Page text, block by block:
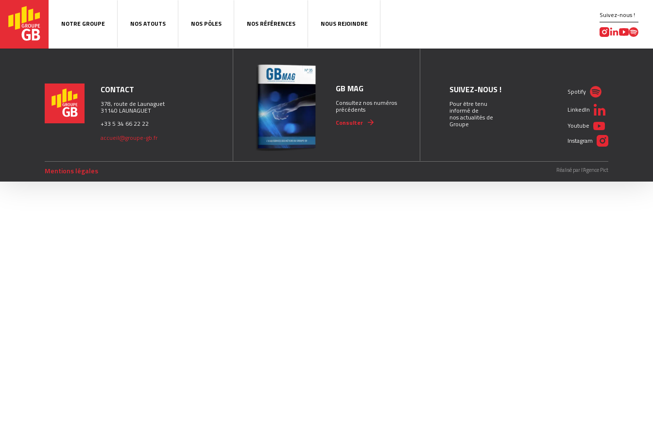
NOTRE GROUPE NOS ATOUTS NOS PÔLES NOS RÉFÉRENCES NOUS REJOINDRE
Suivez-nous !
CONTACT
378, route de Launaguet
31140 LAUNAGUET
+33 5 34 66 22 22
accueil@groupe-gb.fr
GB MAG
Consultez nos numéros
précédents
Consulter
SUIVEZ-NOUS !
Pour être tenu
informé de
nos actualités de
Groupe
Spotify
LinkedIn
Youtube
Instagram
Mentions légales Réalisé par l’Agence Pict